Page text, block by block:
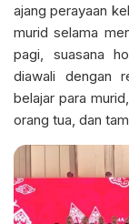
ajang perayaan
murid selama
pagi, suasana
diawali dengan
belajar para
orang tua, dan